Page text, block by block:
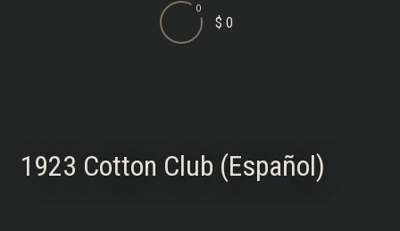
0
$ 0
1923 Cotton Club (Español)